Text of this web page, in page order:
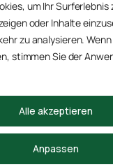
um Ihr Surferlebnis
oder Inhalte
zu analysieren. Wenn
stimmen Sie der
Anpassen
Alle akzeptieren
Winterdienst Profi
Winterdienst Freitag
Kraft · Alle Rechte